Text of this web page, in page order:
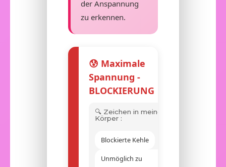
der Anspannung
zu erkennen.
😰 Maximale
Spannung -
BLOCKIERUNG
🔍 Zeichen in meinem
Körper :
Blockierte Kehle
Unmöglich zu